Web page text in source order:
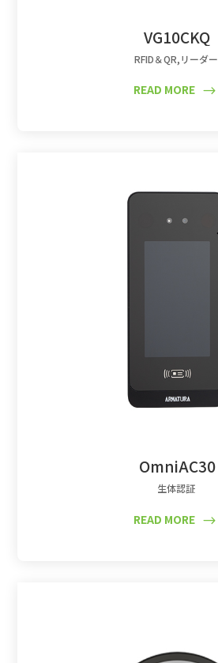
VG10CKQ
RFID＆QR,リーダー
READ MORE $
OmniAC30
生体認証
READ MORE $